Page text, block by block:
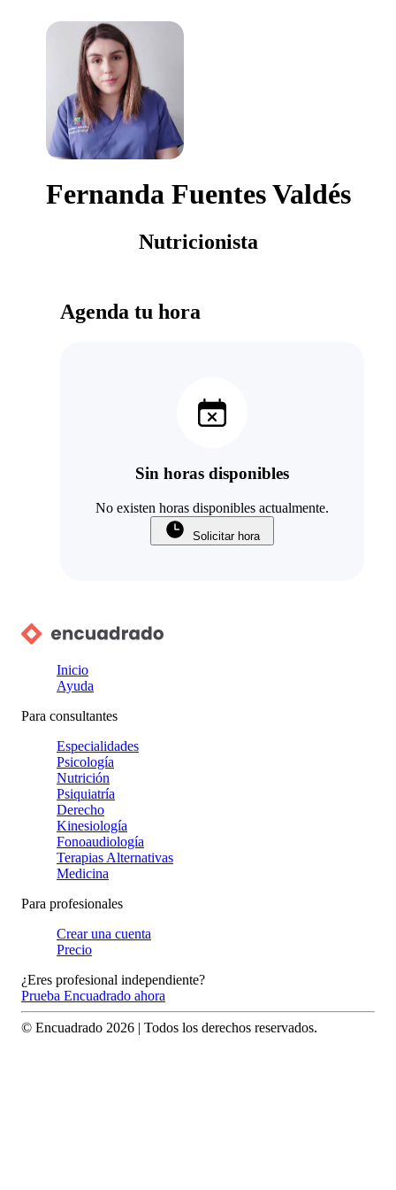
Fernanda Fuentes Valdés
Nutricionista
Agenda tu hora
Sin horas disponibles
No existen horas disponibles actualmente.
Solicitar hora
Inicio
Ayuda
Para consultantes
Especialidades
Psicología
Nutrición
Psiquiatría
Derecho
Kinesiología
Fonoaudiología
Terapias Alternativas
Medicina
Para profesionales
Crear una cuenta
Precio
¿Eres profesional independiente?
Prueba Encuadrado ahora
© Encuadrado 2026 | Todos los derechos reservados.